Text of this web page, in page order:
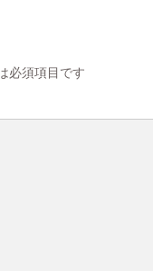
必須項目です